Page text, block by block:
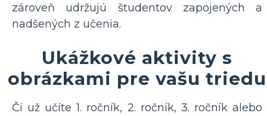
zároveň udržujú študentov zapojených a
nadšených z učenia.
Ukážkové aktivity s
obrázkami pre vašu triedu
Či už učíte 1. ročník, 2. ročník, 3. ročník alebo